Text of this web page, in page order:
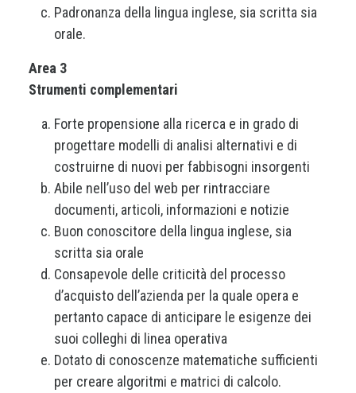
Padronanza della lingua inglese, sia scritta sia
orale.
Area 3
Strumenti complementari
Forte propensione alla ricerca e in grado di
progettare modelli di analisi alternativi e di
costruirne di nuovi per fabbisogni insorgenti
Abile nell’uso del web per rintracciare
documenti, articoli, informazioni e notizie
Buon conoscitore della lingua inglese, sia
scritta sia orale
Consapevole delle criticità del processo
d’acquisto dell’azienda per la quale opera e
pertanto capace di anticipare le esigenze dei
suoi colleghi di linea operativa
Dotato di conoscenze matematiche sufficienti
per creare algoritmi e matrici di calcolo.